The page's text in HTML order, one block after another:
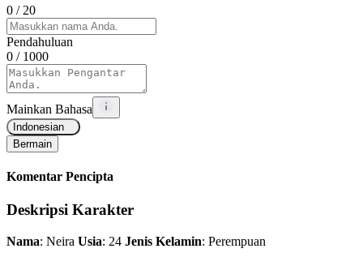
0 / 20
Pendahuluan
0 / 1000
Mainkan Bahasa
Indonesian
Bermain
Komentar Pencipta
Deskripsi Karakter
Nama: Neira Usia: 24 Jenis Kelamin: Perempuan